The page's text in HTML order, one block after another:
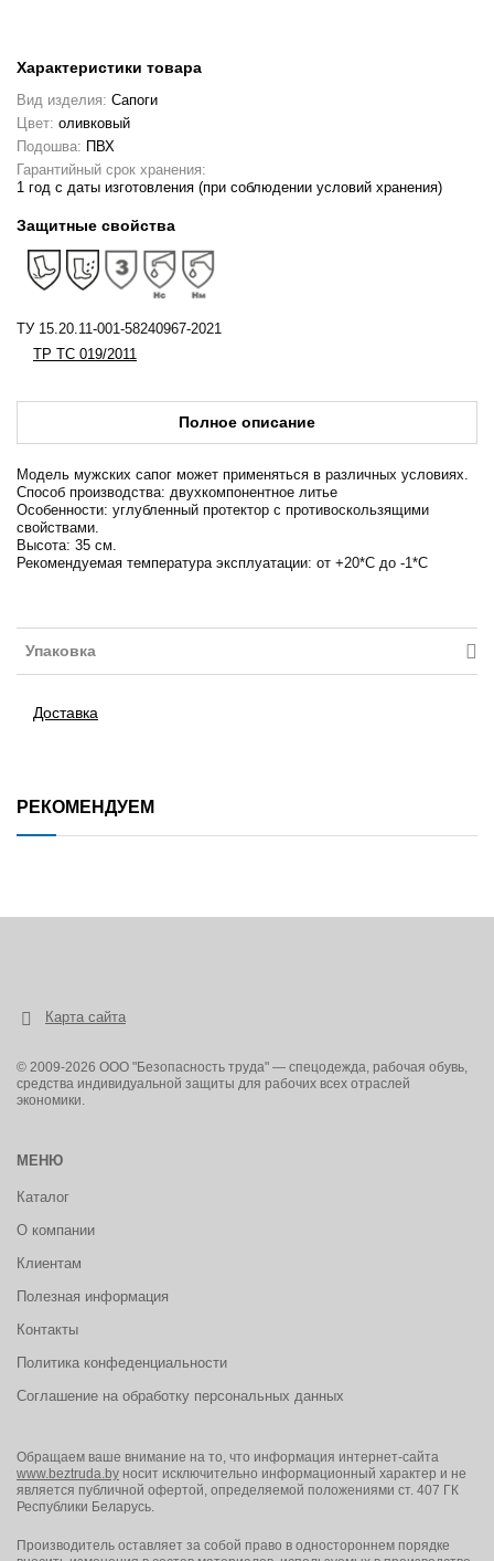
Характеристики товара
Вид изделия: Сапоги
Цвет: оливковый
Подошва: ПВХ
Гарантийный срок хранения:
1 год с даты изготовления (при соблюдении условий хранения)
Защитные свойства
ТУ 15.20.11-001-58240967-2021
ТР ТС 019/2011
Полное описание
Модель мужских сапог может применяться в различных условиях.
Способ производства: двухкомпонентное литье
Особенности: углубленный протектор с противоскользящими
свойствами.
Высота: 35 см.
Рекомендуемая температура эксплуатации: от +20*С до -1*С
Упаковка
Доставка
РЕКОМЕНДУЕМ
Карта сайта
© 2009-2026 ООО "Безопасность труда" — спецодежда, рабочая обувь,
средства индивидуальной защиты для рабочих всех отраслей
экономики.
МЕНЮ
Каталог
О компании
Клиентам
Полезная информация
Контакты
Политика конфеденциальности
Соглашение на обработку персональных данных
Обращаем ваше внимание на то, что информация интернет-сайта
www.beztruda.by носит исключительно информационный характер и не
является публичной офертой, определяемой положениями ст. 407 ГК
Республики Беларусь.
Производитель оставляет за собой право в одностороннем порядке